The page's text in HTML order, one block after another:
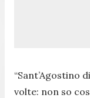
“Sant’Agostino
volte: non so